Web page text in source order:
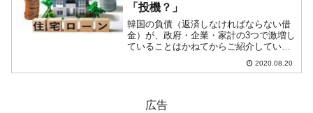
「投機？」
韓国の負債（返済しなければならない借
金）が、政府・企業・家計の3つで激増し
ていることはかねてからご紹介していま
すが、2020年第2四半期イヤな数字が明
らかになってきました。家計の借金増の
2020.08.20
広告